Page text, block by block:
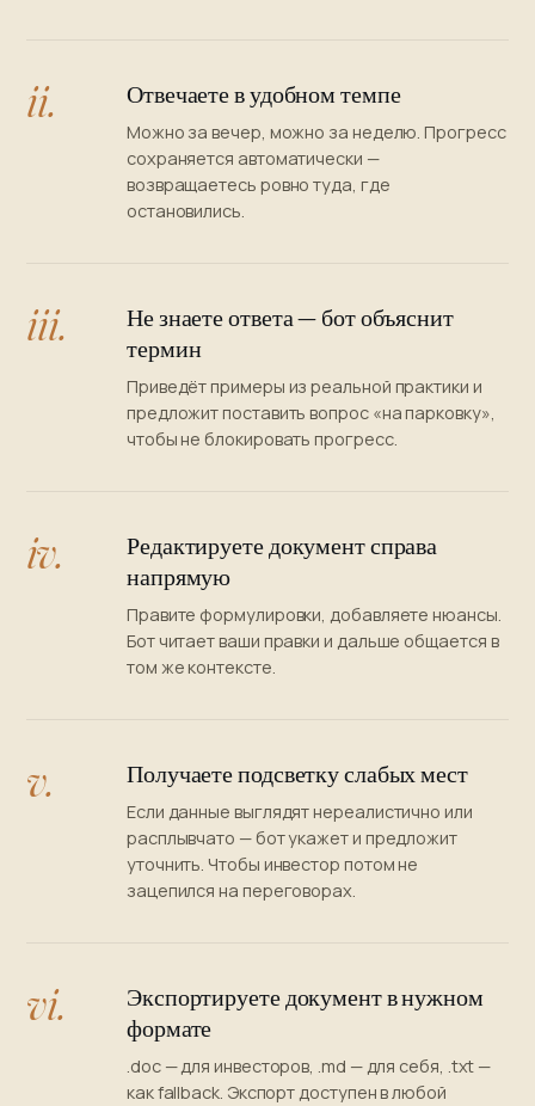
ii. Отвечаете в удобном темпе
Можно за вечер, можно за неделю. Прогресс
сохраняется автоматически —
возвращаетесь ровно туда, где
остановились.
iii.
Не знаете ответа — бот объяснит
термин
Приведёт примеры из реальной практики и
предложит поставить вопрос «на парковку»,
чтобы не блокировать прогресс.
iv.
Редактируете документ справа
напрямую
Правите формулировки, добавляете нюансы.
Бот читает ваши правки и дальше общается в
том же контексте.
v. Получаете подсветку слабых мест
Если данные выглядят нереалистично или
расплывчато — бот укажет и предложит
уточнить. Чтобы инвестор потом не
зацепился на переговорах.
vi.
Экспортируете документ в нужном
формате
.doc — для инвесторов, .md — для себя, .txt —
как fallback. Экспорт доступен в любой